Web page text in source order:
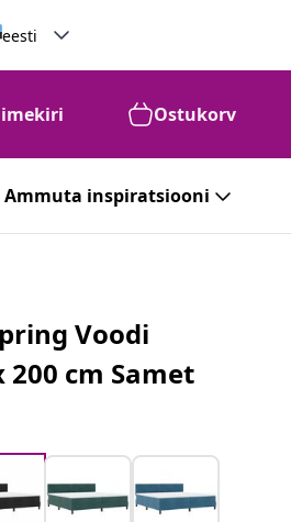
eesti
Ostukorv
Ammuta inspiratsiooni
Voodi
200 cm Samet